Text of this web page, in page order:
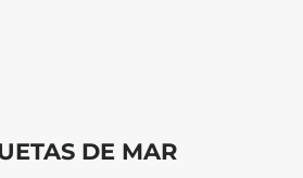
DE MAR